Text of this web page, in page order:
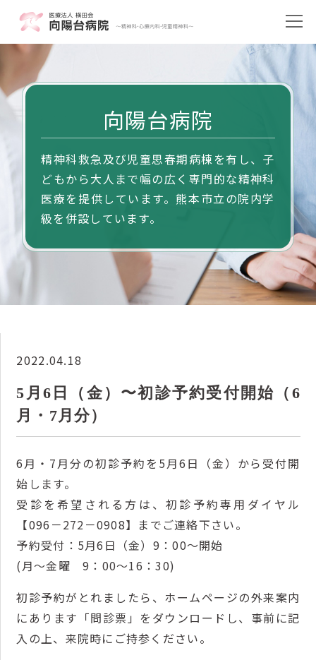
向陽台病院
精神科救急及び児童思春期病棟を有し、子
どもから大人まで幅の広く専門的な精神科
医療を提供しています。熊本市立の院内学
級を併設しています。
2022.04.18
5月6日（金）〜初診予約受付開始（6
月・7月分）
6月・7月分の初診予約を5月6日（金）から受付開
始します。
受診を希望される方は、初診予約専用ダイヤル
【096－272－0908】までご連絡下さい。
予約受付：5月6日（金）9：00～開始
(月～金曜 9：00～16：30)
初診予約がとれましたら、ホームページの外来案内
にあります「問診票」をダウンロードし、事前に記
入の上、来院時にご持参ください。